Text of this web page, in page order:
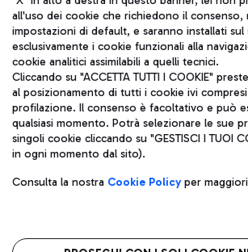
Aeroporti di Roma S.p.A. - Società soggetta a
coordinamento di Mundys S.p.A.
Codice fiscale e Registro delle Imprese di
IVA 06572251004
Capitale sociale 62.224.743,00 int. vers.
Sede legale: Via Pier Paolo Racchetti 1 -
telefono +39 06 65951
Privacy policy
Note legali
Roma FCO
all'uso dei cookie che richiedono il consenso,
impostazioni di default, e saranno installati
esclusivamente i cookie funzionali alla
cookie analitici assimilabili a quelli tecnici.
Cliccando su "ACCETTA TUTTI I COOKIE"
al posizionamento di tutti i cookie ivi
profilazione. Il consenso è facoltativo e può
qualsiasi momento. Potrà selezionare le sue
singoli cookie cliccando su "GESTISCI I TUOI
in ogni momento dal sito).
Consulta la nostra Cookie Policyper